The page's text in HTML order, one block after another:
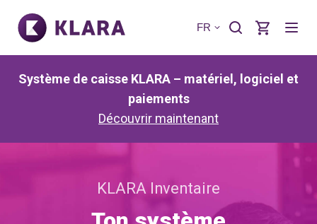
FR
Système de caisse KLARA – matériel, logiciel et
paiements
Découvrir maintenant
KLARA Inventaire